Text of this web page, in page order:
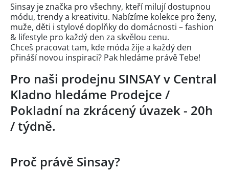
Sinsay je značka pro všechny, kteří milují dostupnou
módu, trendy a kreativitu. Nabízíme kolekce pro ženy,
muže, děti i stylové doplňky do domácnosti – fashion
& lifestyle pro každý den za skvělou cenu.
Chceš pracovat tam, kde móda žije a každý den
přináší novou inspiraci? Pak hledáme právě Tebe!
Pro naši prodejnu SINSAY v Central
Kladno hledáme Prodejce /
Pokladní na zkrácený úvazek - 20h
/ týdně.
Proč právě Sinsay?